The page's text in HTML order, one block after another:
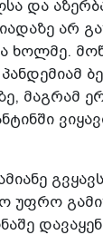
და
არ
ხოლმე.
მაგრამ
უფრო